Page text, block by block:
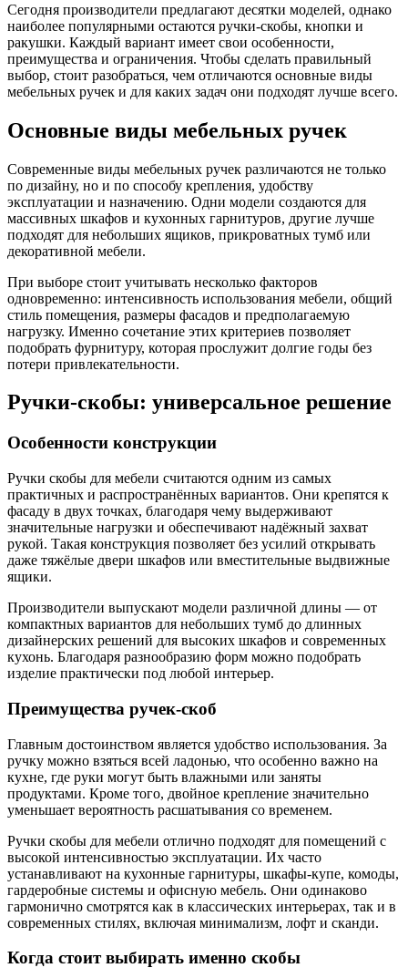
Сегодня производители предлагают десятки моделей, однако
наиболее популярными остаются ручки-скобы, кнопки и
ракушки. Каждый вариант имеет свои особенности,
преимущества и ограничения. Чтобы сделать правильный
выбор, стоит разобраться, чем отличаются основные виды
мебельных ручек и для каких задач они подходят лучше всего.
Основные виды мебельных ручек
Современные виды мебельных ручек различаются не только
по дизайну, но и по способу крепления, удобству
эксплуатации и назначению. Одни модели создаются для
массивных шкафов и кухонных гарнитуров, другие лучше
подходят для небольших ящиков, прикроватных тумб или
декоративной мебели.
При выборе стоит учитывать несколько факторов
одновременно: интенсивность использования мебели, общий
стиль помещения, размеры фасадов и предполагаемую
нагрузку. Именно сочетание этих критериев позволяет
подобрать фурнитуру, которая прослужит долгие годы без
потери привлекательности.
Ручки-скобы: универсальное решение
Особенности конструкции
Ручки скобы для мебели считаются одним из самых
практичных и распространённых вариантов. Они крепятся к
фасаду в двух точках, благодаря чему выдерживают
значительные нагрузки и обеспечивают надёжный захват
рукой. Такая конструкция позволяет без усилий открывать
даже тяжёлые двери шкафов или вместительные выдвижные
ящики.
Производители выпускают модели различной длины — от
компактных вариантов для небольших тумб до длинных
дизайнерских решений для высоких шкафов и современных
кухонь. Благодаря разнообразию форм можно подобрать
изделие практически под любой интерьер.
Преимущества ручек-скоб
Главным достоинством является удобство использования. За
ручку можно взяться всей ладонью, что особенно важно на
кухне, где руки могут быть влажными или заняты
продуктами. Кроме того, двойное крепление значительно
уменьшает вероятность расшатывания со временем.
Ручки скобы для мебели отлично подходят для помещений с
высокой интенсивностью эксплуатации. Их часто
устанавливают на кухонные гарнитуры, шкафы-купе, комоды,
гардеробные системы и офисную мебель. Они одинаково
гармонично смотрятся как в классических интерьерах, так и в
современных стилях, включая минимализм, лофт и сканди.
Когда стоит выбирать именно скобы